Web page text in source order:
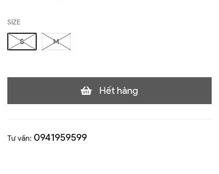
SIZE
S M
Hết hàng
Tư vấn: 0941959599